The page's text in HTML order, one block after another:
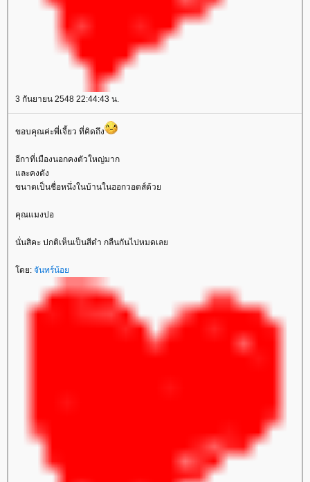
3 กันยายน 2548 22:44:43 น.
ขอบคุณค่ะพี่เจี้ยว ที่คิดถึง
อีกาที่เมืองนอกคงตัวใหญ่มาก
ละคงดัง
ขนาดเป็นชื่อหนึ่งในบ้านในฮอกวอตส์ด้ว
คุณแมงปอ
นั่นสิคะ ปกติเห็นเป็นสีดำ กลืนกันไปหมดเล
ดย: จันทร์น้อ